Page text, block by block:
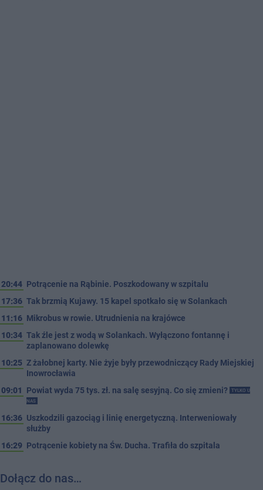
20:44 Potrącenie na Rąbinie. Poszkodowany w szpitalu
17:36 Tak brzmią Kujawy. 15 kapel spotkało się w Solankach
11:16 Mikrobus w rowie. Utrudnienia na krajówce
10:34 Tak źle jest z wodą w Solankach. Wyłączono fontannę i
zaplanowano dolewkę
10:25 Z żałobnej karty. Nie żyje były przewodniczący Rady Miejskiej
Inowrocławia
09:01
Powiat wyda 75 tys. zł. na salę sesyjną. Co się zmieni?
TYLKO U
NAS
16:36 Uszkodzili gazociąg i linię energetyczną. Interweniowały
służby
16:29 Potrącenie kobiety na Św. Ducha. Trafiła do szpitala
Dołącz do nas…